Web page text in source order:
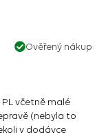
Ověřený nákup
včetně malé
(nebyla to
v dodávce